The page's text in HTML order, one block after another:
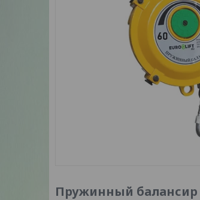
Пружинный балансир